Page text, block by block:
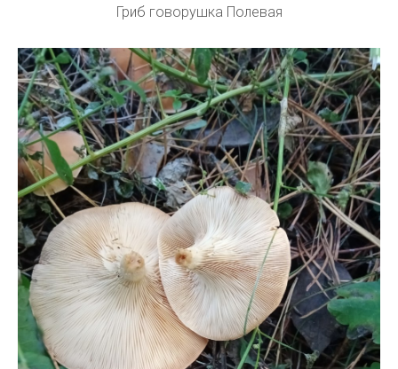
Гриб говорушка Полевая